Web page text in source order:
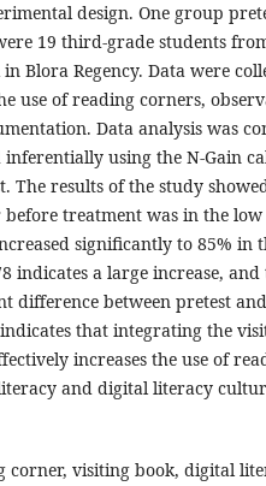
design. One group
19 third-grade students
Blora Regency. Data were
use of reading corners,
Data analysis was
using the N-Gain
The results of the study
treatment was in the
significantly to 85% in
indicates a large increase,
difference between pretest
that integrating the
increases the use of
and digital literacy
corner, visiting book, digital